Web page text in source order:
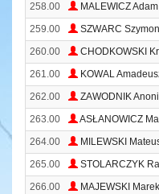
258.00
MALEWICZ
259.00
SZWARC
260.00
CHODKOWSKI
261.00
KOWAL
262.00
ZAWODNIK
263.00
ASŁANOWICZ
264.00 MILEWSKI
265.00
STOLARCZYK
266.00
MAJEWSKI